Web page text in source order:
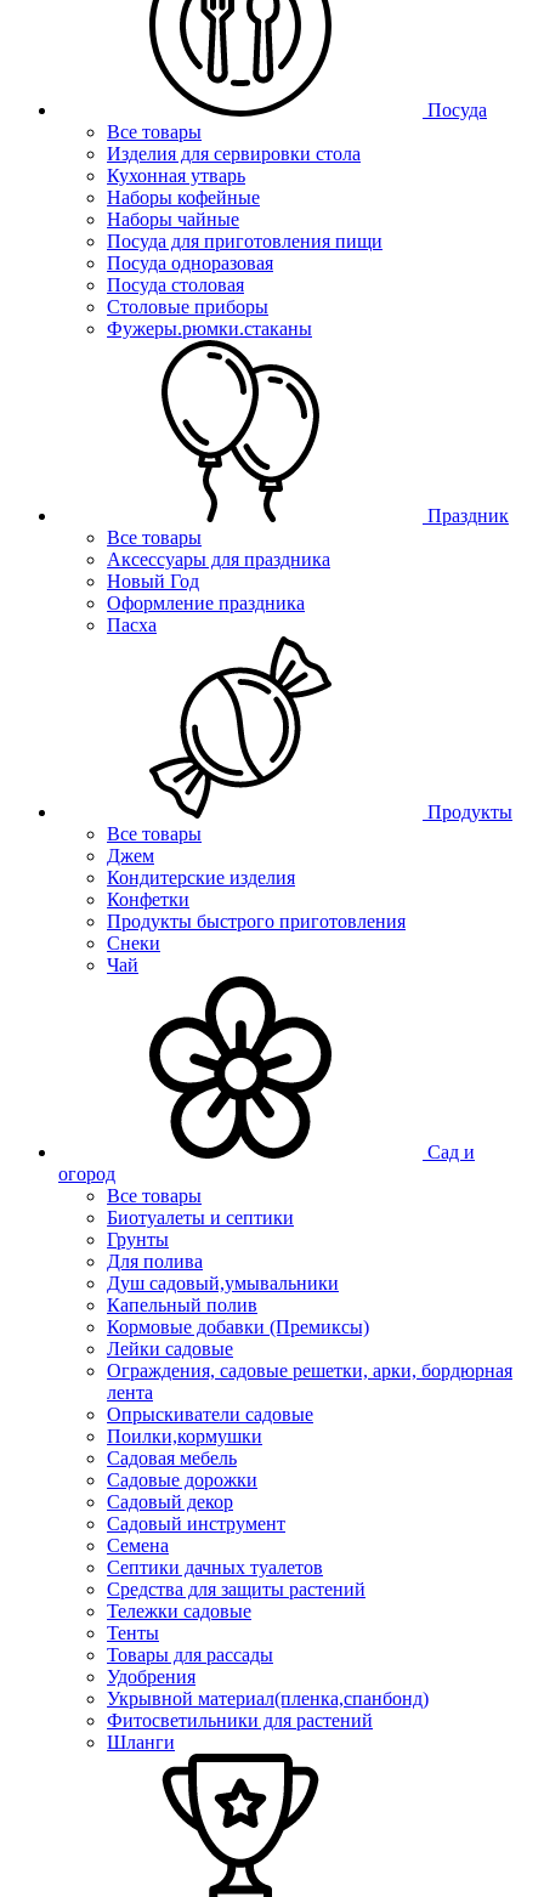
Посуда
Все товары
Изделия для сервировки стола
Кухонная утварь
Наборы кофейные
Наборы чайные
Посуда для приготовления пищи
Посуда одноразовая
Посуда столовая
Столовые приборы
Фужеры.рюмки.стаканы
Праздник
Все товары
Аксессуары для праздника
Новый Год
Оформление праздника
Пасха
Продукты
Все товары
Джем
Кондитерские изделия
Конфетки
Продукты быстрого приготовления
Снеки
Чай
Сад и
огород
Все товары
Биотуалеты и септики
Грунты
Для полива
Душ садовый,умывальники
Капельный полив
Кормовые добавки (Премиксы)
Лейки садовые
Ограждения, садовые решетки, арки, бордюрная
лента
Опрыскиватели садовые
Поилки,кормушки
Садовая мебель
Садовые дорожки
Садовый декор
Садовый инструмент
Семена
Септики дачных туалетов
Средства для защиты растений
Тележки садовые
Тенты
Товары для рассады
Удобрения
Укрывной материал(пленка,спанбонд)
Фитосветильники для растений
Шланги